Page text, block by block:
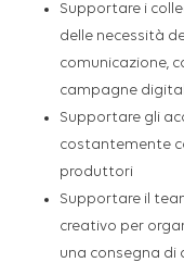
Supportare i
delle necessità
comunicazione,
campagne
Supportare gli
costantemente
produttori
Supportare il
creativo per
una consegna di